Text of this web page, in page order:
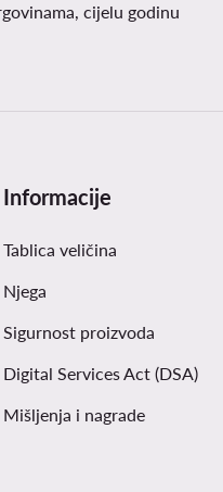
cijelu godinu
Informacije
Tablica veličina
Njega
Sigurnost proizvoda
Digital Services Act (DSA)
Mišljenja i nagrade